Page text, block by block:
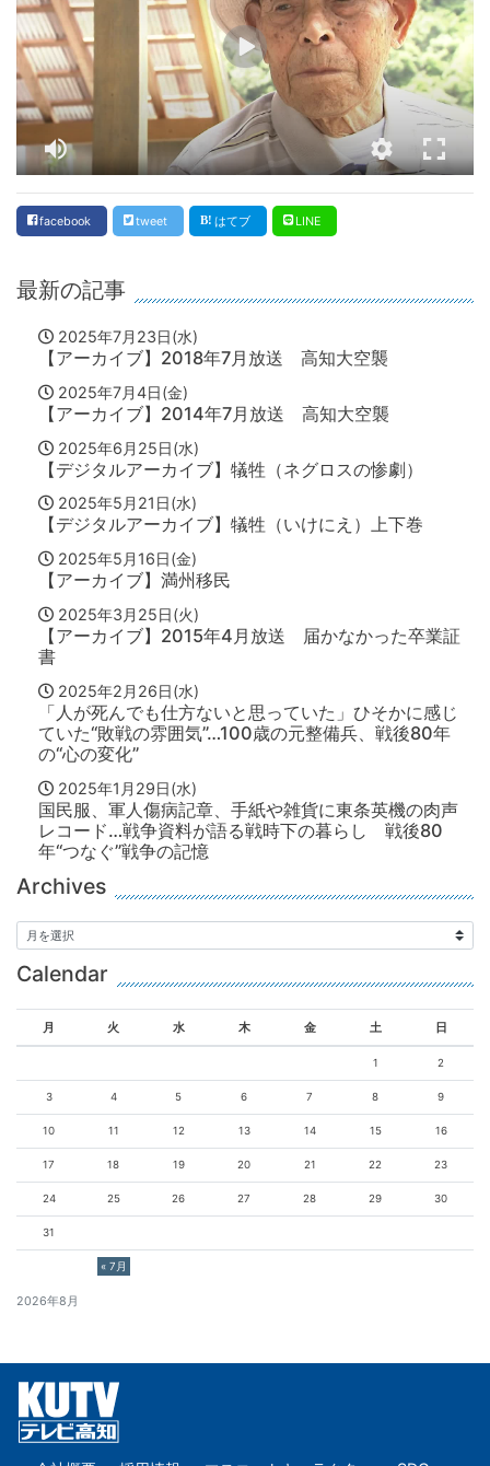
facebook tweet はてブ LINE
最新の記事
2025年7月23日(水)
【アーカイブ】2018年7月放送 高知大空襲
2025年7月4日(金)
【アーカイブ】2014年7月放送 高知大空襲
2025年6月25日(水)
【デジタルアーカイブ】犠牲（ネグロスの惨劇）
2025年5月21日(水)
【デジタルアーカイブ】犠牲（いけにえ）上下巻
2025年5月16日(金)
【アーカイブ】満州移民
2025年3月25日(火)
【アーカイブ】2015年4月放送 届かなかった卒業証
書
2025年2月26日(水)
「人が死んでも仕方ないと思っていた」ひそかに感じ
ていた“敗戦の雰囲気”…100歳の元整備兵、戦後80年
の“心の変化”
2025年1月29日(水)
国民服、軍人傷病記章、手紙や雑貨に東条英機の肉声
レコード…戦争資料が語る戦時下の暮らし 戦後80
年“つなぐ”戦争の記憶
Archives
Calendar
2026年8月
月 火 水 木 金 土 日
« 7月
1 2
3 4 5 6 7 8 9
10 11 12 13 14 15 16
17 18 19 20 21 22 23
24 25 26 27 28 29 30
31